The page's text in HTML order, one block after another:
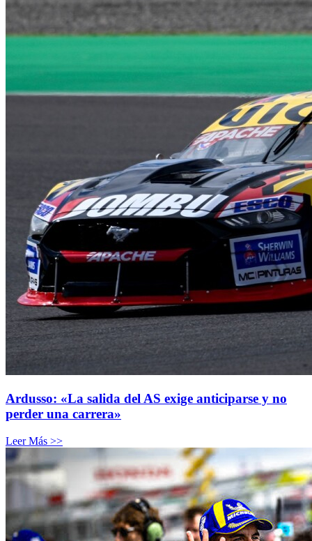
Ardusso: «La salida del AS exige anticiparse y no
perder una carrera»
Leer Más >>